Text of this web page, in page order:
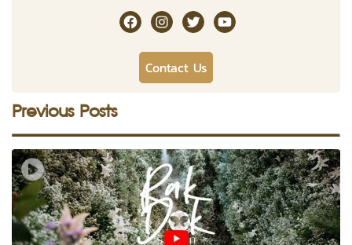
RakDok Channel Facebook
RakDok Channel Instagram
RakDok Twitter
Rakdok Channel
Contact Us
Previous Posts